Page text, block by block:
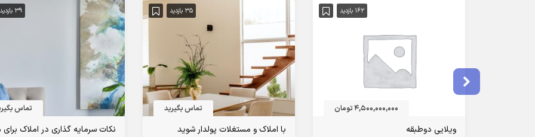
162 بازدید
4,500,000,000 تومان
ویلایی دوطبقه
35 بازدید
تماس بگیرید
با املاک و مستغلات پولدار شوید
39 بازدید
تماس